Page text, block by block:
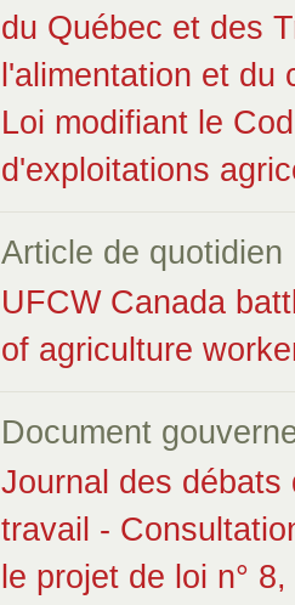
du Québec et des
l'alimentation et du
Loi modifiant le
d'exploitations
Article de quotidien
UFCW Canada
of agriculture
Document
Journal des débats
travail -
le projet de loi n°